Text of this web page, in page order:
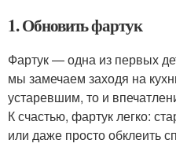
1. Обновить фартук
Фартук — одна из первых
мы замечаем заходя на
устаревшим, то и
К счастью, фартук легко:
или даже просто обклеить